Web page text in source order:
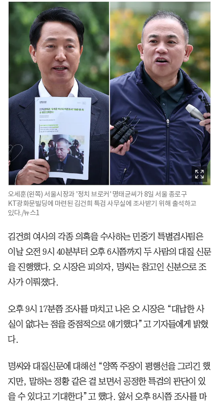
오세훈(왼쪽) 서울시장과 '정치 브로커' 명태균씨가 8일 서울 종로구
KT광화문빌딩에 마련된 김건희 특검 사무실에 조사받기 위해 출석하고
있다./뉴스1
김건희 여사의 각종 의혹을 수사하는 민중기 특별검사팀은
이날 오전 9시 40분부터 오후 6시쯤까지 두 사람의 대질 신문
을 진행했다. 오 시장은 피의자, 명씨는 참고인 신분으로 조
사가 이뤄졌다.
오후 9시 17분쯤 조사를 마치고 나온 오 시장은 “대납한 사
실이 없다는 점을 중점적으로 얘기했다”고 기자들에게 밝혔
다.
명씨와 대질신문에 대해선 “양쪽 주장이 평행선을 그리긴 했
지만, 말하는 정황 같은 걸 보면서 공정한 특검의 판단이 있
을 수 있다고 기대한다”고 했다. 앞서 오후 8시쯤 조사를 마